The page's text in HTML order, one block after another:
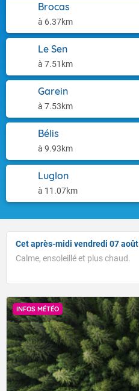
Brocas
à 6.37km
Le Sen
à 7.51km
Garein
à 7.53km
Bélis
à 9.93km
Luglon
à 11.07km
Cet après-midi vendredi 07 août
Calme, ensoleillé et plus chaud.
INFOS MÉTÉO